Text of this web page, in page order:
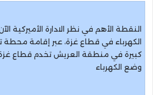
النقطة الأهم في نظر الادارة الأميركية
الكهرباء في قطاع غزة، عبر إقامة محطة
كبيرة في منطقة العريش تخدم قطاع
وضع الكهرباء